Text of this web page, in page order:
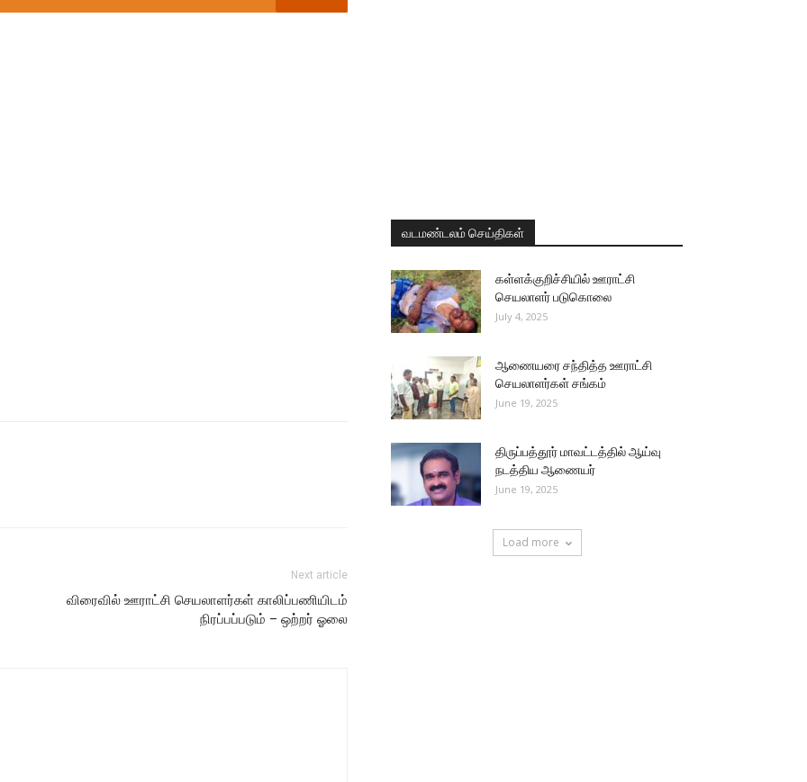
Next article
விரைவில் ஊராட்சி செயலாளர்கள் காலிப்பணியிடம்
நிரப்பப்படும் – ஒற்றர் ஓலை
வடமண்டலம் செய்திகள்
கள்ளக்குறிச்சியில் ஊராட்சி
செயலாளர் படுகொலை
July 4, 2025
ஆணையரை சந்தித்த ஊராட்சி
செயலாளர்கள் சங்கம்
June 19, 2025
திருப்பத்தூர் மாவட்டத்தில் ஆய்வு
நடத்திய ஆணையர்
June 19, 2025
Load more